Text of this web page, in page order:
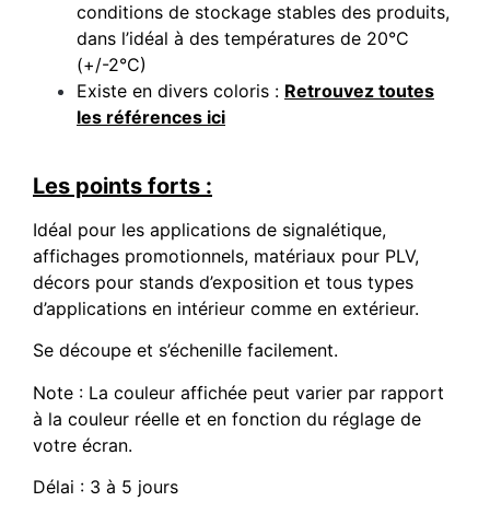
conditions de stockage stables des produits,
dans l’idéal à des températures de 20°C
(+/-2°C)
Existe en divers coloris : Retrouvez toutes
les références ici
Les points forts :
Idéal pour les applications de signalétique,
affichages promotionnels, matériaux pour PLV,
décors pour stands d’exposition et tous types
d’applications en intérieur comme en extérieur.
Se découpe et s’échenille facilement.
Note : La couleur affichée peut varier par rapport
à la couleur réelle et en fonction du réglage de
votre écran.
Délai : 3 à 5 jours